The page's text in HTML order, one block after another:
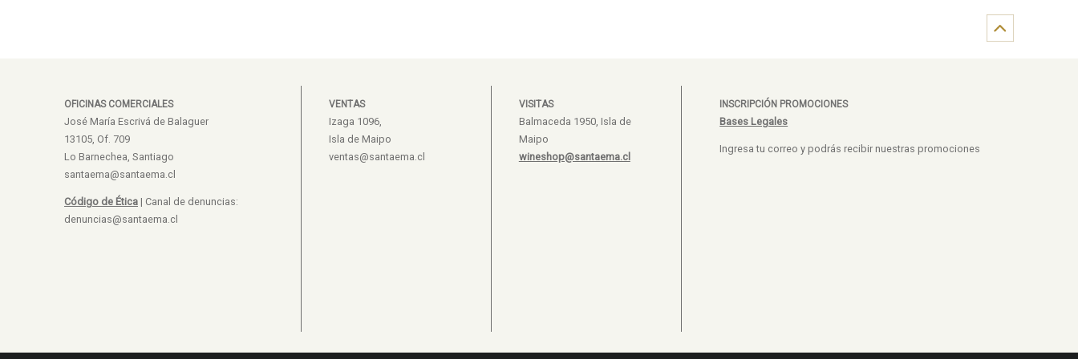
OFICINAS COMERCIALES
José María Escrivá de Balaguer
13105, Of. 709
Lo Barnechea, Santiago
santaema@santaema.cl
Código de Ética | Canal de denuncias:
denuncias@santaema.cl
VENTAS
Izaga 1096,
Isla de Maipo
ventas@santaema.cl
VISITAS
Balmaceda 1950, Isla de
Maipo
wineshop@santaema.cl
INSCRIPCIÓN PROMOCIONES
Bases Legales
Ingresa tu correo y podrás recibir nuestras promociones